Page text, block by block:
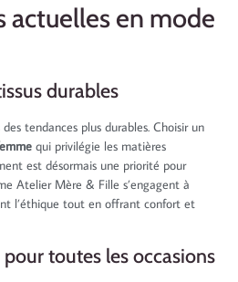
actuelles en mode
durables
tendances plus durables. Choisir un
qui privilégie les matières
est désormais une priorité pour
Atelier Mère & Fille s’engagent à
l’éthique tout en offrant confort et
toutes les occasions